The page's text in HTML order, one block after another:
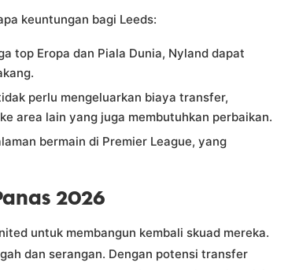
keuntungan bagi Leeds:
top Eropa dan Piala Dunia, Nyland dapat
perlu mengeluarkan biaya transfer,
area lain yang juga membutuhkan perbaikan.
bermain di Premier League, yang
2026
untuk membangun kembali skuad mereka.
dan serangan. Dengan potensi transfer